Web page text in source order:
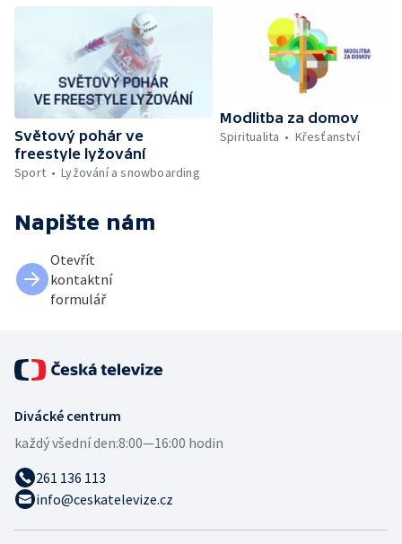
Světový pohár ve
freestyle lyžování
Sport
Lyžování a snowboarding
Modlitba za domov
Spiritualita
Křesťanství
Napište nám
Otevřít
kontaktní
formulář
Divácké centrum
každý všední den:8:00—16:00 hodin
261 136 113
info@ceskatelevize.cz